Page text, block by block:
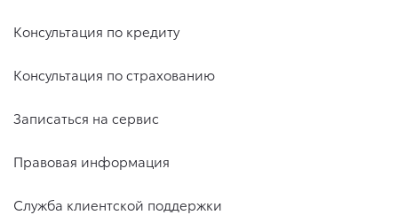
Консультация по кредиту
Консультация по страхованию
Записаться на сервис
Правовая информация
Служба клиентской поддержки